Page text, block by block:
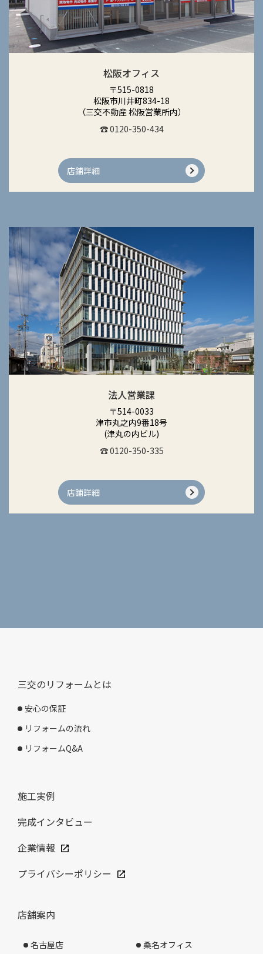
松阪オフィス
〒515-0818
松阪市川井町834-18
（三交不動産 松阪営業所内）
☎ 0120-350-434
店舗詳細
法人営業課
〒514-0033
津市丸之内9番18号
(津丸の内ビル)
☎ 0120-350-335
店舗詳細
三交のリフォームとは
安心の保証
リフォームの流れ
リフォームQ&A
施工実例
完成インタビュー
企業情報
プライバシーポリシー
店舗案内
名古屋店 桑名オフィス